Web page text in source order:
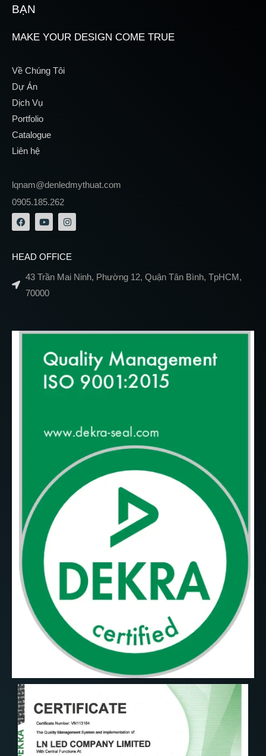
BẠN
MAKE YOUR DESIGN COME TRUE
Về Chúng Tôi
Dự Án
Dịch Vụ
Portfolio
Catalogue
Liên hệ
lqnam@denledmythuat.com
0905.185.262
HEAD OFFICE
43 Trần Mai Ninh, Phường 12, Quận Tân Bình, TpHCM,
70000